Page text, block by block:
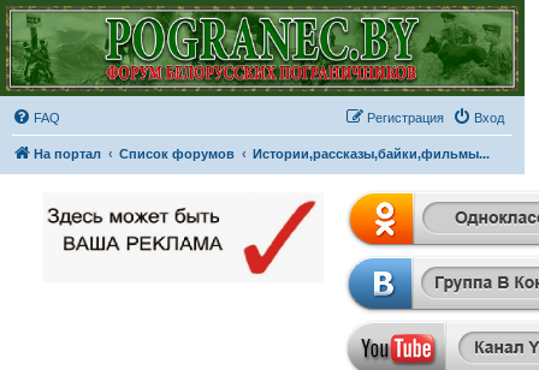
FAQ Вход
Регистрация
На портал Список форумов Истории,рассказы,байки,фильмы...